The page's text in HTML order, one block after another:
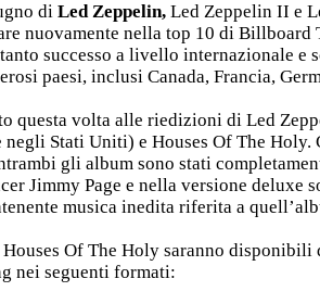
di Led Zeppelin, Led Zeppelin II e
nuovamente nella top 10 di Billboard
successo a livello internazionale e
paesi, inclusi Canada, Francia,
questa volta alle riedizioni di Led
negli Stati Uniti) e Houses Of The Holy.
gli album sono stati
Jimmy Page e nella versione deluxe
musica inedita riferita a
Of The Holy saranno disponibili
nei seguenti formati: